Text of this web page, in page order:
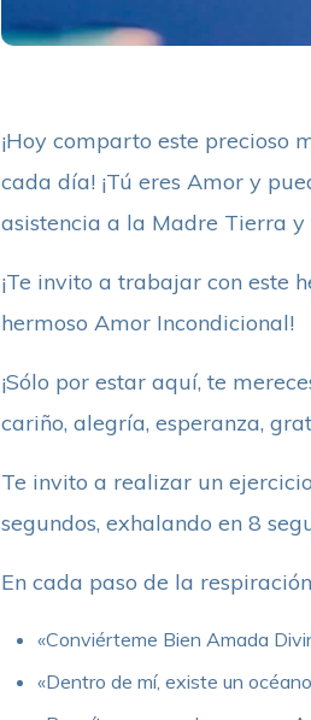
¡Hoy comparto este precioso
cada día! ¡Tú eres Amor y
asistencia a la Madre Tierra y
¡Te invito a trabajar con este
hermoso Amor Incondicional!
¡Sólo por estar aquí, te
cariño, alegría, esperanza,
Te invito a realizar un
segundos, exhalando en 8
En cada paso de la
«Conviérteme Bien Amada
«Dentro de mí, existe un